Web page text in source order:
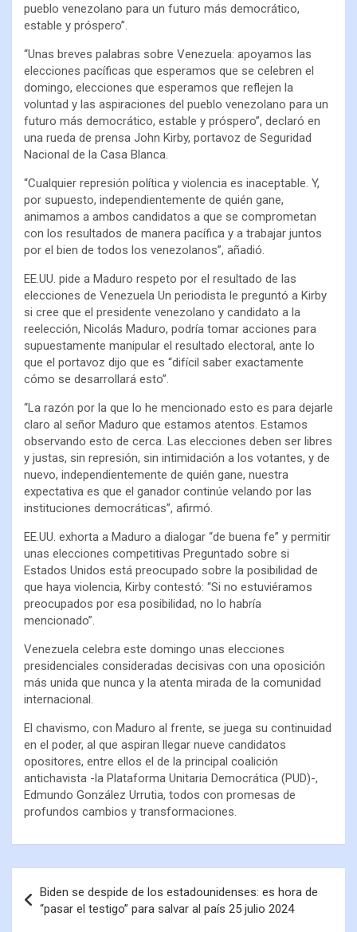
pueblo venezolano para un futuro más democrático,
estable y próspero”.
“Unas breves palabras sobre Venezuela: apoyamos las
elecciones pacíficas que esperamos que se celebren el
domingo, elecciones que esperamos que reflejen la
voluntad y las aspiraciones del pueblo venezolano para un
futuro más democrático, estable y próspero”, declaró en
una rueda de prensa John Kirby, portavoz de Seguridad
Nacional de la Casa Blanca.
“Cualquier represión política y violencia es inaceptable. Y,
por supuesto, independientemente de quién gane,
animamos a ambos candidatos a que se comprometan
con los resultados de manera pacífica y a trabajar juntos
por el bien de todos los venezolanos”, añadió.
EE.UU. pide a Maduro respeto por el resultado de las
elecciones de Venezuela Un periodista le preguntó a Kirby
si cree que el presidente venezolano y candidato a la
reelección, Nicolás Maduro, podría tomar acciones para
supuestamente manipular el resultado electoral, ante lo
que el portavoz dijo que es “difícil saber exactamente
cómo se desarrollará esto”.
“La razón por la que lo he mencionado esto es para dejarle
claro al señor Maduro que estamos atentos. Estamos
observando esto de cerca. Las elecciones deben ser libres
y justas, sin represión, sin intimidación a los votantes, y de
nuevo, independientemente de quién gane, nuestra
expectativa es que el ganador continúe velando por las
instituciones democráticas”, afirmó.
EE.UU. exhorta a Maduro a dialogar “de buena fe” y permitir
unas elecciones competitivas Preguntado sobre si
Estados Unidos está preocupado sobre la posibilidad de
que haya violencia, Kirby contestó: “Si no estuviéramos
preocupados por esa posibilidad, no lo habría
mencionado”.
Venezuela celebra este domingo unas elecciones
presidenciales consideradas decisivas con una oposición
más unida que nunca y la atenta mirada de la comunidad
internacional.
El chavismo, con Maduro al frente, se juega su continuidad
en el poder, al que aspiran llegar nueve candidatos
opositores, entre ellos el de la principal coalición
antichavista -la Plataforma Unitaria Democrática (PUD)-,
Edmundo González Urrutia, todos con promesas de
profundos cambios y transformaciones.
Biden se despide de los estadounidenses: es hora de
“pasar el testigo” para salvar al país 25 julio 2024